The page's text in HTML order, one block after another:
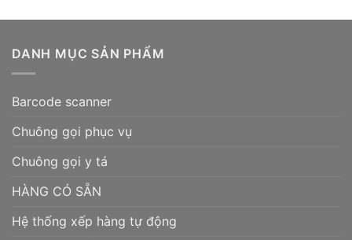
DANH MỤC SẢN PHẨM
Barcode scanner
Chuông gọi phục vụ
Chuông gọi y tá
HÀNG CÓ SẴN
Hệ thống xếp hàng tự động